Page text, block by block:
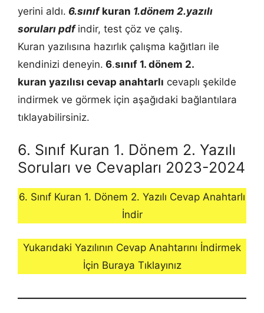
yerini aldı. 6.sınıf kuran 1.dönem 2.yazılı
soruları pdf indir, test çöz ve çalış.
Kuran yazılısına hazırlık çalışma kağıtları ile
kendinizi deneyin. 6.sınıf 1. dönem 2.
kuran yazılısı cevap anahtarlı cevaplı şekilde
indirmek ve görmek için aşağıdaki bağlantılara
tıklayabilirsiniz.
6. Sınıf Kuran 1. Dönem 2. Yazılı
Soruları ve Cevapları 2023-2024
6. Sınıf Kuran 1. Dönem 2. Yazılı Cevap Anahtarlı
İndir
Yukarıdaki Yazılının Cevap Anahtarını İndirmek
İçin Buraya Tıklayınız